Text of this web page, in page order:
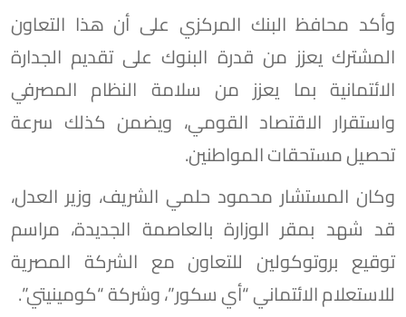
وأكد محافظ البنك المركزي على أن هذا التعاون
المشترك يعزز من قدرة البنوك على تقديم الجدارة
الائتمانية بما يعزز من سلامة النظام المصرفي
واستقرار الاقتصاد القومي، ويضمن كذلك سرعة
تحصيل مستحقات المواطنين.
وكان المستشار محمود حلمي الشريف، وزير العدل،
قد شهد بمقر الوزارة بالعاصمة الجديدة، مراسم
توقيع بروتوكولين للتعاون مع الشركة المصرية
للاستعلام الائتماني “أي سكور”، وشركة “كومينيتي”.